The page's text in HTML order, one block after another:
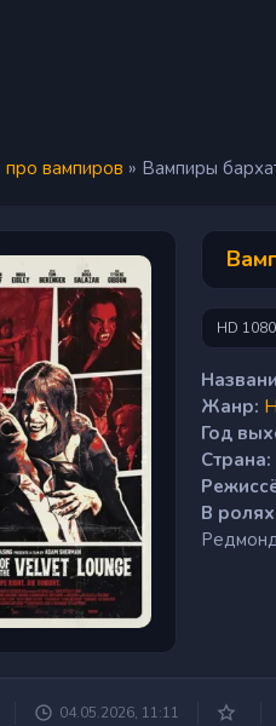
вампиров » Вампиры
HD 1080
Жанр:
Год
Страна:
В
04.05.2026, 11:11